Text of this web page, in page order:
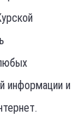
информации и